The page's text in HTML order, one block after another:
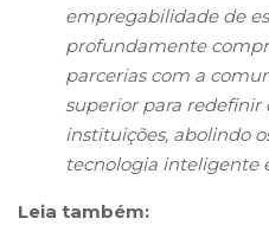
empregabilidade de
profundamente
parcerias com a
superior para redefinir
instituições, abolindo
tecnologia inteligente
Leia também: